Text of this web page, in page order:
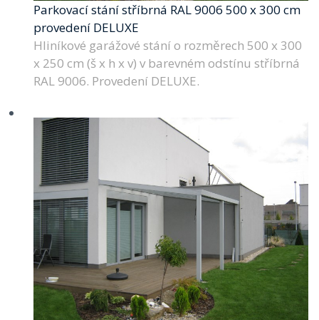
Parkovací stání stříbrná RAL 9006 500 x 300 cm
provedení DELUXE
Hliníkové garážové stání o rozměrech 500 x 300
x 250 cm (š x h x v) v barevném odstínu stříbrná
RAL 9006. Provedení DELUXE.